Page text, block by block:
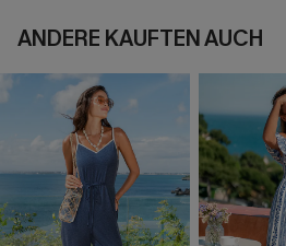
ANDERE KAUFTEN AUCH